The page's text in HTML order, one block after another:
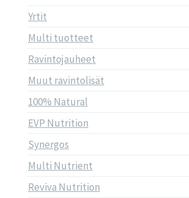
Yrtit
Multi tuotteet
Ravintojauheet
Muut ravintolisät
100% Natural
EVP Nutrition
Synergos
Multi Nutrient
Reviva Nutrition